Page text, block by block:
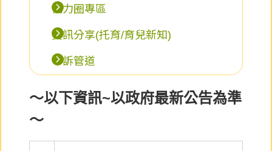
協力圈專區
資訊分享(托育/育兒新知)
申訴管道
～以下資訊~以政府最新公告為準
～